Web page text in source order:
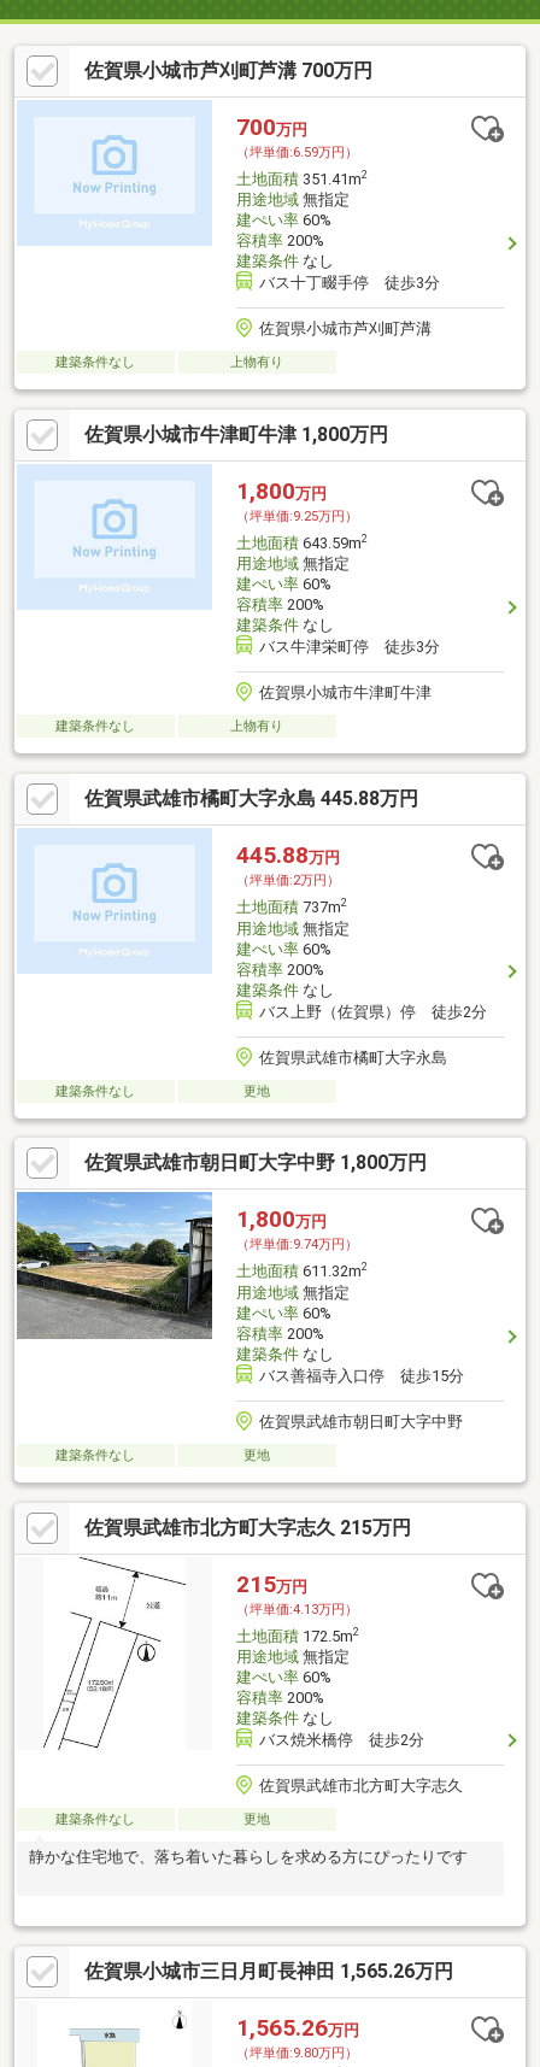
佐賀県小城市芦刈町芦溝 700万円
700万円
（坪単価:6.59万円）
土地面積351.41m2
用途地域無指定
建ぺい率60%
容積率200%
建築条件なし
バス十丁畷手停 徒歩3分
佐賀県小城市芦刈町芦溝
建築条件なし 上物有り
佐賀県小城市牛津町牛津 1,800万円
1,800万円
（坪単価:9.25万円）
土地面積643.59m2
用途地域無指定
建ぺい率60%
容積率200%
建築条件なし
バス牛津栄町停 徒歩3分
佐賀県小城市牛津町牛津
建築条件なし 上物有り
佐賀県武雄市橘町大字永島 445.88万円
445.88万円
（坪単価:2万円）
土地面積737m2
用途地域無指定
建ぺい率60%
容積率200%
建築条件なし
バス上野（佐賀県）停 徒歩2分
佐賀県武雄市橘町大字永島
建築条件なし 更地
佐賀県武雄市朝日町大字中野 1,800万円
1,800万円
（坪単価:9.74万円）
土地面積611.32m2
用途地域無指定
建ぺい率60%
容積率200%
建築条件なし
バス善福寺入口停 徒歩15分
佐賀県武雄市朝日町大字中野
建築条件なし 更地
佐賀県武雄市北方町大字志久 215万円
215万円
（坪単価:4.13万円）
土地面積172.5m2
用途地域無指定
建ぺい率60%
容積率200%
建築条件なし
バス焼米橋停 徒歩2分
佐賀県武雄市北方町大字志久
建築条件なし 更地
静かな住宅地で、落ち着いた暮らしを求める方にぴったりです
佐賀県小城市三日月町長神田 1,565.26万円
1,565.26万円
（坪単価:9.80万円）